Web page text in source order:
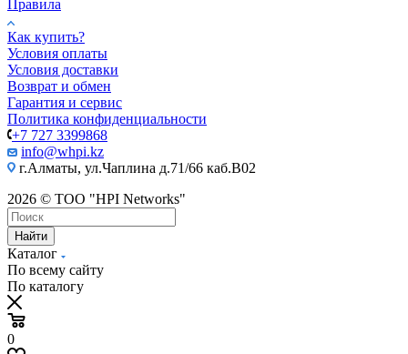
Правила
Как купить?
Условия оплаты
Условия доставки
Возврат и обмен
Гарантия и сервис
Политика конфиденциальности
+7 727 3399868
info@whpi.kz
г.Алматы, ул.Чаплина д.71/66 каб.B02
2026 © ТОО "HPI Networks"
Найти
Каталог
По всему сайту
По каталогу
0